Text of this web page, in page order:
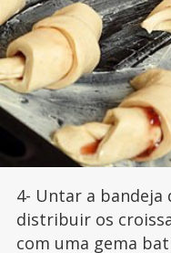
4- Untar a
distribuir os
com uma gema